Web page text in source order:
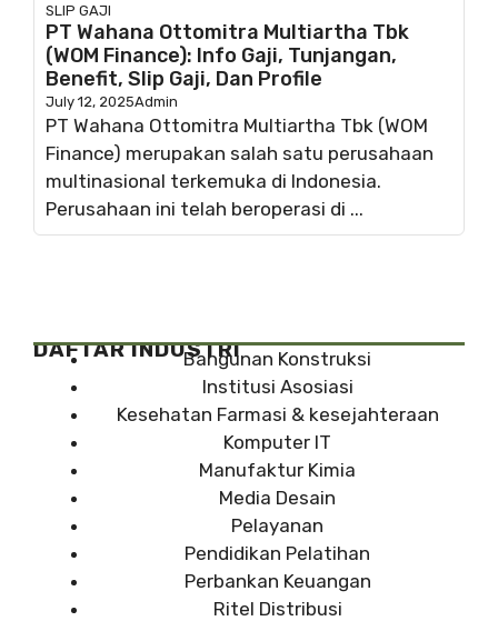
SLIP GAJI
PT Wahana Ottomitra Multiartha Tbk
(WOM Finance): Info Gaji, Tunjangan,
Benefit, Slip Gaji, Dan Profile
July 12, 2025Admin
PT Wahana Ottomitra Multiartha Tbk (WOM
Finance) merupakan salah satu perusahaan
multinasional terkemuka di Indonesia.
Perusahaan ini telah beroperasi di ...
DAFTAR INDUSTRIBangunan Konstruksi
Institusi Asosiasi
Kesehatan Farmasi & kesejahteraan
Komputer IT
Manufaktur Kimia
Media Desain
Pelayanan
Pendidikan Pelatihan
Perbankan Keuangan
Ritel Distribusi